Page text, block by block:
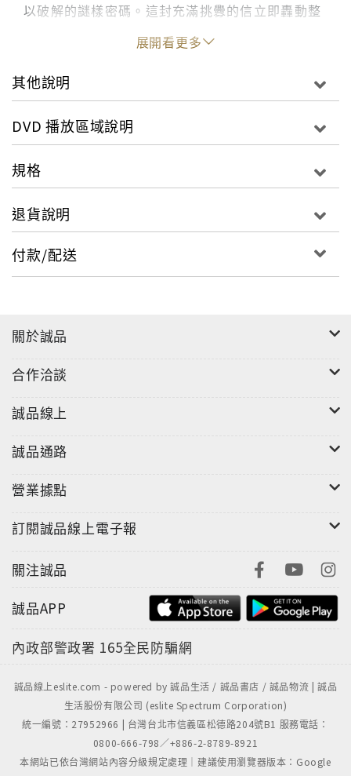
以破解的謎樣密碼。這封充滿挑釁的信立即轟動整
個舊金山灣區，也開啟了長達三十載的「黃道帶」
緝兇過程。當時黃道帶兇手留下具有許多蛛絲馬跡
的信件與密碼，卻無人能破解。然而唯一願意緝而
不捨破解黃道帶所留下的密碼，是「舊金山記事
報」的專欄漫畫家羅柏葛瑞史密斯(傑克葛倫霍
飾)，而該報當紅的社會新聞記者保羅艾瑞(小勞勃
道尼 飾)亦對此案有著濃厚的興趣，加上艾瑞跟警
局負責此案的警探大衛陶希(馬克盧法洛 飾)交情良
好，這三個人對這宗連續犯罪懸案十分著迷，隨著
被謀殺人數不斷地攀升而無法自拔。而兇手不斷留
下的線索，不僅打亂了他們平靜的生活，更危及他
們的生命安全，甚至可能將他們帶往一個充滿玄機
（David Fincher）◎主要演員【斷背山】金像獎
【落日殺神】性感男星馬克盧法洛（Mark
Ruffalo）【心機掃瞄】小勞勃道尼（Robert
展開看更多
其他說明
DVD 播放區域說明
規格
退貨說明
付款/配送
關於誠品
合作洽談
誠品線上
誠品通路
營業據點
訂閱誠品線上電子報
關注誠品
誠品APP
內政部警政署 165全民防騙網
誠品線上eslite.com - powered by 誠品生活 / 誠品書店 / 誠品物流 | 誠品
生活股份有限公司 (eslite Spectrum Corporation)
統一編號：27952966 | 台灣台北市信義區松德路204號B1 服務電話：
0800-666-798／+886-2-8789-8921
本網站已依台灣網站內容分級規定處理｜建議使用瀏覽器版本：Google